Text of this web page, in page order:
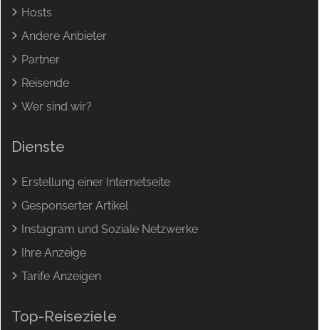
Hosts
Andere Anbieter
Partner
Reisende
Wer sind wir?
Dienste
Erstellung einer Internetseite
Gesponserter Artikel
Instagram und Soziale Netzwerke
Ihre Anzeige
Tarife Anzeigen
Top-Reiseziele